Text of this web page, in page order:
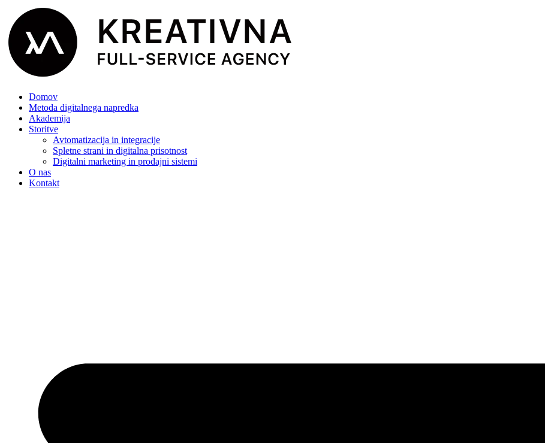
Domov
Metoda digitalnega napredka
Akademija
Storitve
Avtomatizacija in integracije
Spletne strani in digitalna prisotnost
Digitalni marketing in prodajni sistemi
O nas
Kontakt